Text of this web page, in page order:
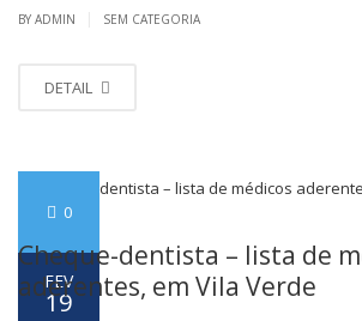
BY ADMIN SEM CATEGORIA
DETAIL
0
FEV
19
Cheque-dentista – lista de
aderentes, em Vila Verde